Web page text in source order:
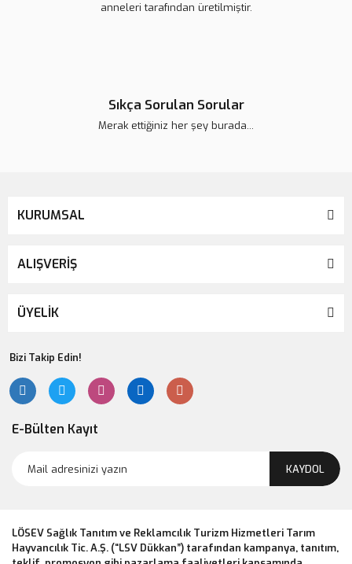
anneleri tarafından üretilmiştir.
Sıkça Sorulan Sorular
Merak ettiğiniz her şey burada...
KURUMSAL
ALIŞVERİŞ
ÜYELİK
Bizi Takip Edin!
E-Bülten Kayıt
KAYDOL
LÖSEV Sağlık Tanıtım ve Reklamcılık Turizm Hizmetleri Tarım
Hayvancılık Tic. A.Ş. (“LSV Dükkan”) tarafından kampanya, tanıtım,